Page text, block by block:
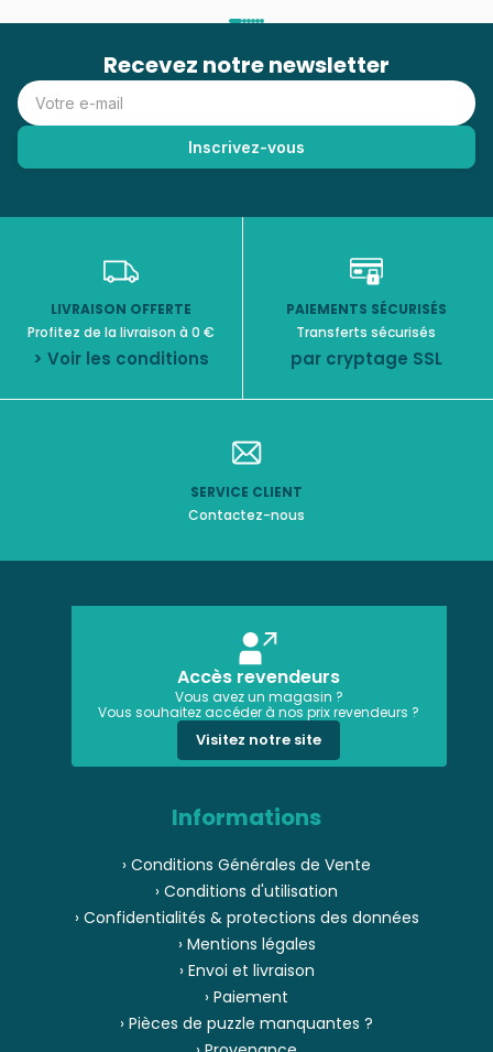
Recevez notre newsletter
LIVRAISON OFFERTE
Profitez de la livraison à 0 €
> Voir les conditions
PAIEMENTS SÉCURISÉS
Transferts sécurisés
par cryptage SSL
SERVICE CLIENT
Contactez-nous
Accès revendeurs
Vous avez un magasin ?
Vous souhaitez accéder à nos prix revendeurs ?
Visitez notre site
Informations
› Conditions Générales de Vente
› Conditions d'utilisation
› Confidentialités & protections des données
› Mentions légales
› Envoi et livraison
› Paiement
› Pièces de puzzle manquantes ?